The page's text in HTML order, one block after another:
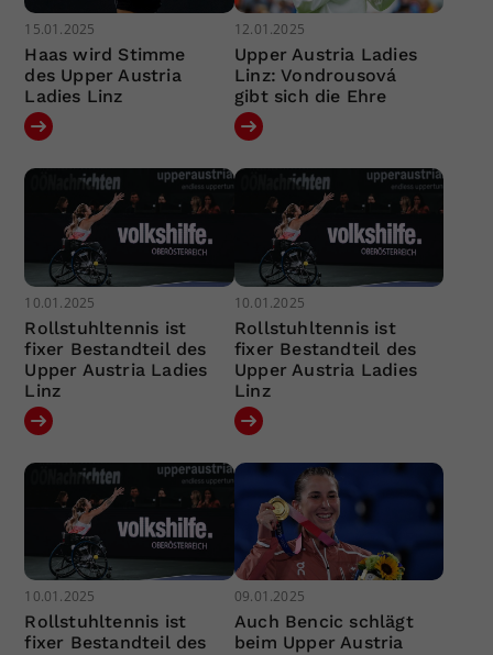
15.01.2025
Haas wird Stimme
des Upper Austria
Ladies Linz
12.01.2025
Upper Austria Ladies
Linz: Vondrousová
gibt sich die Ehre
10.01.2025
Rollstuhltennis ist
fixer Bestandteil des
Upper Austria Ladies
Linz
10.01.2025
Rollstuhltennis ist
fixer Bestandteil des
Upper Austria Ladies
Linz
10.01.2025
Rollstuhltennis ist
fixer Bestandteil des
09.01.2025
Auch Bencic schlägt
beim Upper Austria